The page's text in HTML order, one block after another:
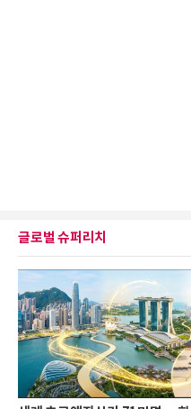
글로벌 슈퍼리치